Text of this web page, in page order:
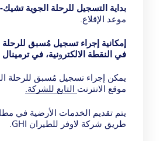
بداية التسجيل للرحلة الجوية
موعد الإقلاع.
إمكانية إجراء تسجيل مُسبق
في النقطة الالكتر ونية، في ترمينال 3:
يمكن إجراء تسجيل مُسبق للرحلة
موقع الانترنت التابع للشركة.
يتم تقديم الخدمات الأرضية في
طريق شركة لاوفر للطيران GHI.